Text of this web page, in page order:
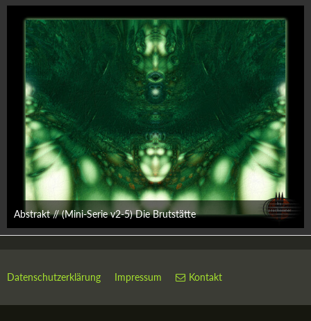
Abstrakt // (Mini-Serie v2-5) Die Brutstätte
28. Februar 2009
Datenschutzerklärung Impressum Kontakt